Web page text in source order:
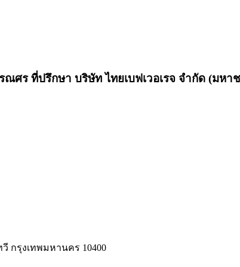
ศร ที่ปรึกษา บริษัท ไทยเบฟเวอเรจ จำกัด (มห
กรุงเทพมหานคร 10400